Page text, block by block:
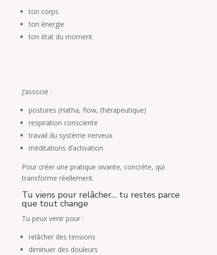
ton corps
ton énergie
ton état du moment
J’associe :
postures (Hatha, flow, thérapeutique)
respiration consciente
travail du système nerveux
méditations d’activation
Pour créer une pratique vivante, concrète, qui
transforme réellement.
Tu viens pour relâcher… tu restes parce
que tout change
Tu peux venir pour :
relâcher des tensions
diminuer des douleurs